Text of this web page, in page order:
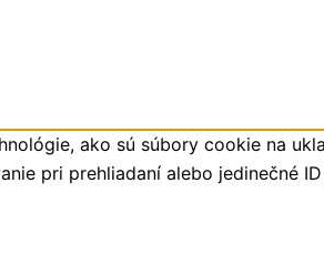
ako sú súbory cookie na
pri prehliadaní alebo jedinečné